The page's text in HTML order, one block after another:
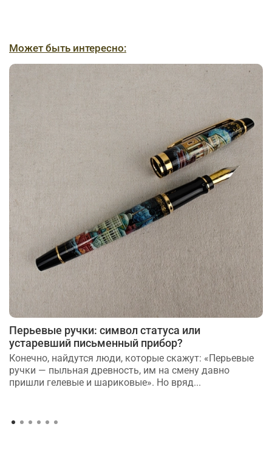
Может быть интересно:
Перьевые ручки: символ статуса или
устаревший письменный прибор?
Конечно, найдутся люди, которые скажут: «Перьевые
ручки — пыльная древность, им на смену давно
пришли гелевые и шариковые». Но вряд...